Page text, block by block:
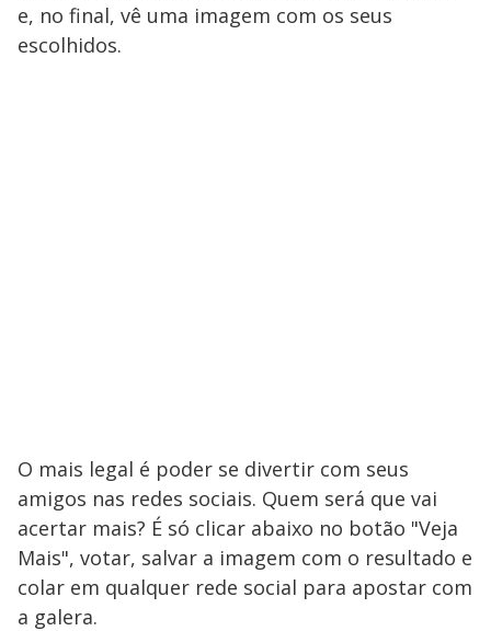
e, no final, vê uma imagem com os seus
escolhidos.
O mais legal é poder se divertir com seus
amigos nas redes sociais. Quem será que vai
acertar mais? É só clicar abaixo no botão "Veja
Mais", votar, salvar a imagem com o resultado e
colar em qualquer rede social para apostar com
a galera.